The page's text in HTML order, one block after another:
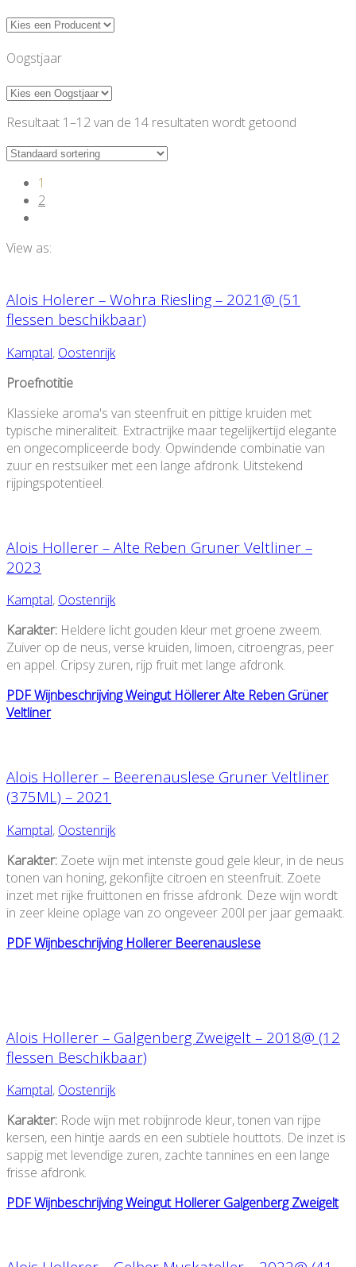
Oogstjaar
Resultaat 1–12 van de 14 resultaten wordt getoond
1
2
View as:
Alois Holerer – Wohra Riesling – 2021@ (51
flessen beschikbaar)
Kamptal, Oostenrijk
Proefnotitie
Klassieke aroma's van steenfruit en pittige kruiden met
typische mineraliteit. Extractrijke maar tegelijkertijd elegante
en ongecompliceerde body. Opwindende combinatie van
zuur en restsuiker met een lange afdronk. Uitstekend
rijpingspotentieel.
Alois Hollerer – Alte Reben Gruner Veltliner –
2023
Kamptal, Oostenrijk
Karakter: Heldere licht gouden kleur met groene zweem.
Zuiver op de neus, verse kruiden, limoen, citroengras, peer
en appel. Cripsy zuren, rijp fruit met lange afdronk.
PDF Wijnbeschrijving Weingut Höllerer Alte Reben Grüner
Veltliner
Alois Hollerer – Beerenauslese Gruner Veltliner
(375ML) – 2021
Kamptal, Oostenrijk
Karakter: Zoete wijn met intenste goud gele kleur, in de neus
tonen van honing, gekonfijte citroen en steenfruit. Zoete
inzet met rijke fruittonen en frisse afdronk. Deze wijn wordt
in zeer kleine oplage van zo ongeveer 200l per jaar gemaakt.
PDF Wijnbeschrijving Hollerer Beerenauslese
Alois Hollerer – Galgenberg Zweigelt – 2018@ (12
flessen Beschikbaar)
Kamptal, Oostenrijk
Karakter: Rode wijn met robijnrode kleur, tonen van rijpe
kersen, een hintje aards en een subtiele houttots. De inzet is
sappig met levendige zuren, zachte tannines en een lange
frisse afdronk.
PDF Wijnbeschrijving Weingut Hollerer Galgenberg Zweigelt